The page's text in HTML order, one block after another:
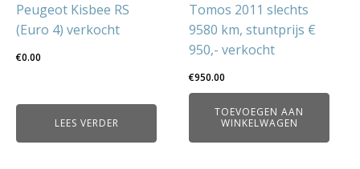
Peugeot Kisbee RS
(Euro 4) verkocht
€0.00
LEES VERDER
Tomos 2011 slechts
9580 km, stuntprijs €
950,- verkocht
€950.00
TOEVOEGEN AAN
WINKELWAGEN